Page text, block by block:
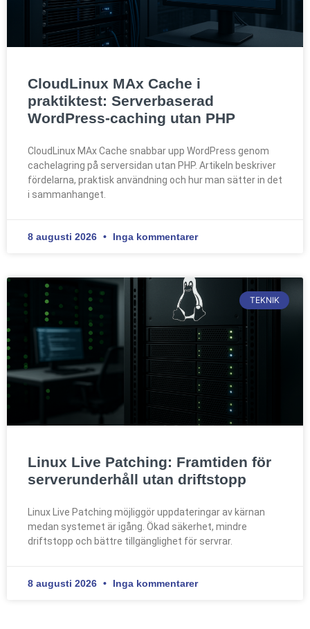
CloudLinux MAx Cache i
praktiktest: Serverbaserad
WordPress-caching utan PHP
CloudLinux MAx Cache snabbar upp WordPress genom
cachelagring på serversidan utan PHP. Artikeln beskriver
fördelarna, praktisk användning och hur man sätter in det
i sammanhanget.
8 augusti 2026 Inga kommentarer
TEKNIK
Linux Live Patching: Framtiden för
serverunderhåll utan driftstopp
Linux Live Patching möjliggör uppdateringar av kärnan
medan systemet är igång. Ökad säkerhet, mindre
driftstopp och bättre tillgänglighet för servrar.
8 augusti 2026 Inga kommentarer